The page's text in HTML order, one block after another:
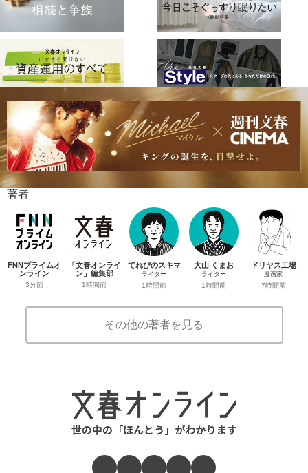
著者
FNNプライムオ
ンライン
3分前
「文春オンライ
ン」編集部
1時間前
てれびのスキマ
ライター
1時間前
大山 くまお
ライター
1時間前
ドリヤス工場
漫画家
7時間前
その他の著者を見る